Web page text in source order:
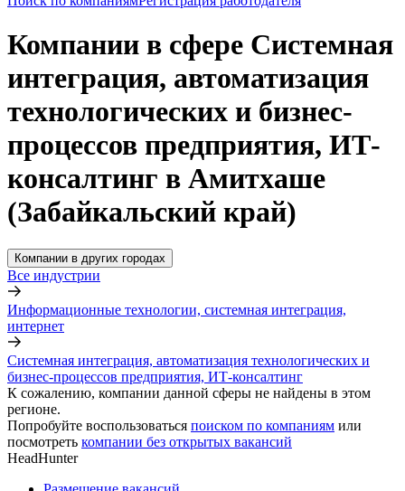
Компании в сфере Системная
интеграция, автоматизация
технологических и бизнес-
процессов предприятия, ИТ-
консалтинг в Амитхаше
(Забайкальский край)
Компании в других городах
Все индустрии
Информационные технологии, системная интеграция,
интернет
Системная интеграция, автоматизация технологических и
бизнес-процессов предприятия, ИТ-консалтинг
К сожалению, компании данной сферы не найдены в этом
регионе.
Попробуйте воспользоваться поиском по компаниям или
посмотреть компании без открытых вакансий
HeadHunter